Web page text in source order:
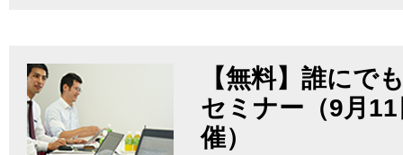
【無料】誰にで
セミナー（9月
催）